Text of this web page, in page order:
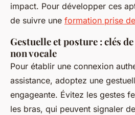
impact. Pour développer ces
de suivre une formation prise
Gestuelle et posture : clés
non vocale
Pour établir une connexion
assistance, adoptez une
engageante. Évitez les gestes
les bras, qui peuvent signaler